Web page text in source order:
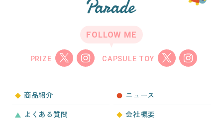
FOLLOW ME
PRIZE CAPSULE TOY
商品紹介 ニュース
よくある質問 会社概要